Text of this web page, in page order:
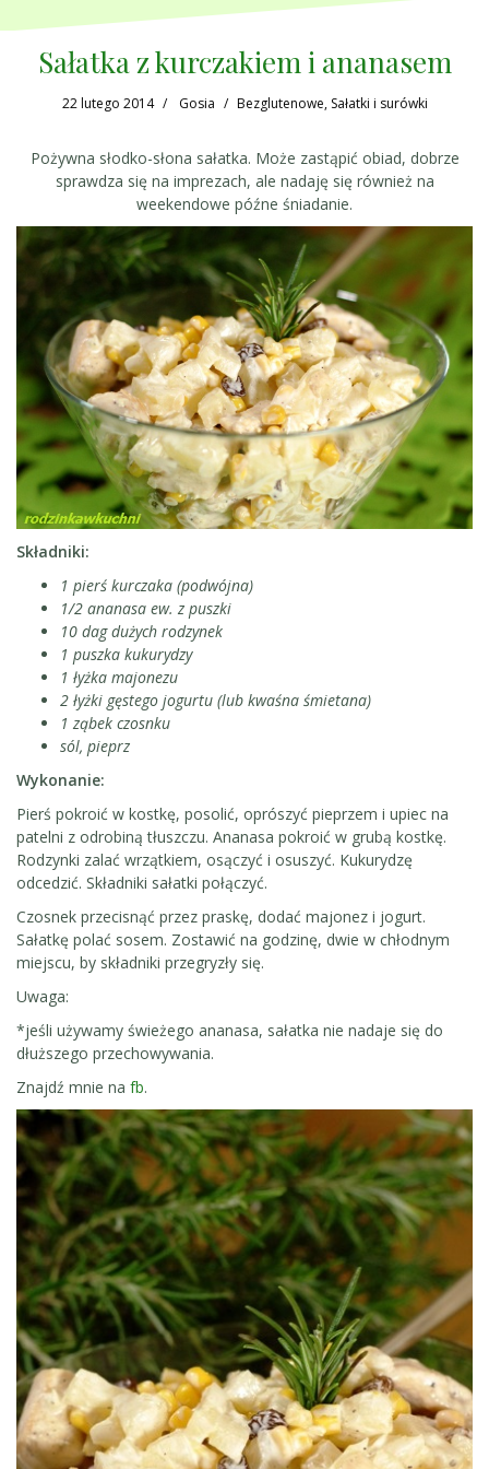
Sałatka z kurczakiem i ananasem
22 lutego 2014 Gosia Bezglutenowe, Sałatki i surówki
Pożywna słodko-słona sałatka. Może zastąpić obiad, dobrze
sprawdza się na imprezach, ale nadaję się również na
weekendowe późne śniadanie.
Składniki:
1 pierś kurczaka (podwójna)
1/2 ananasa ew. z puszki
10 dag dużych rodzynek
1 puszka kukurydzy
1 łyżka majonezu
2 łyżki gęstego jogurtu (lub kwaśna śmietana)
1 ząbek czosnku
sól, pieprz
Wykonanie:
Pierś pokroić w kostkę, posolić, oprószyć pieprzem i upiec na
patelni z odrobiną tłuszczu. Ananasa pokroić w grubą kostkę.
Rodzynki zalać wrzątkiem, osączyć i osuszyć. Kukurydzę
odcedzić. Składniki sałatki połączyć.
Czosnek przecisnąć przez praskę, dodać majonez i jogurt.
Sałatkę polać sosem. Zostawić na godzinę, dwie w chłodnym
miejscu, by składniki przegryzły się.
Uwaga:
*jeśli używamy świeżego ananasa, sałatka nie nadaje się do
dłuższego przechowywania.
Znajdź mnie na fb.